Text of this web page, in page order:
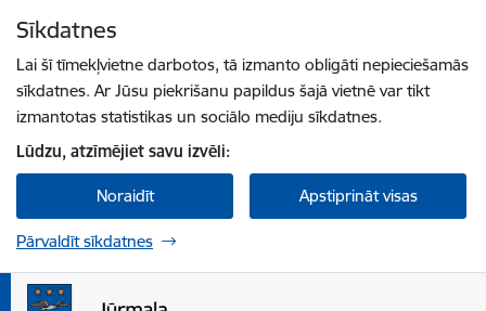
Sīkdatnes
Lai šī tīmekļvietne darbotos, tā izmanto obligāti nepieciešamās
sīkdatnes. Ar Jūsu piekrišanu papildus šajā vietnē var tikt
izmantotas statistikas un sociālo mediju sīkdatnes.
Lūdzu, atzīmējiet savu izvēli:
Noraidīt Apstiprināt visas
Pārvaldīt sīkdatnes